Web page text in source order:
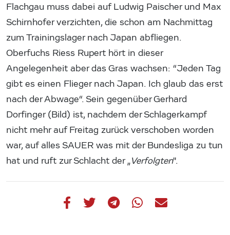
Flachgau muss dabei auf Ludwig Paischer und Max
Schirnhofer verzichten, die schon am Nachmittag
zum Trainingslager nach Japan abfliegen.
Oberfuchs Riess Rupert hört in dieser
Angelegenheit aber das Gras wachsen: “Jeden Tag
gibt es einen Flieger nach Japan. Ich glaub das erst
nach der Abwage“. Sein gegenüber Gerhard
Dorfinger (Bild) ist, nachdem der Schlagerkampf
nicht mehr auf Freitag zurück verschoben worden
war, auf alles SAUER was mit der Bundesliga zu tun
hat und ruft zur Schlacht der „Verfolgten".